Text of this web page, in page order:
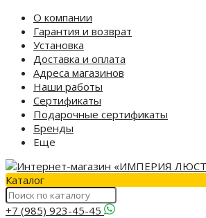
О компании
Гарантия и возврат
Установка
Доставка и оплата
Адреса магазинов
Наши работы
Сертификаты
Подарочные сертификаты
Бренды
Еще
Каталог
+7 (985) 923-45-45